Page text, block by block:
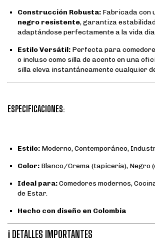
Construcción Robusta: Fabricada con
negro resistente, garantiza
adaptándose perfectamente a la vida
Estilo Versátil: Perfecta para
o incluso como silla de acento en una
silla eleva instantáneamente cualquier
ESPECIFICACIONES:
Estilo: Moderno, Contemporáneo,
Color: Blanco/Crema (tapicería), Negro
Ideal para:Comedores modernos,
de Estar.
Hecho con diseño en Colombia
ℹ️ DETALLES IMPORTANTES